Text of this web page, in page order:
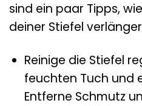
sind ein paar Tipps,
deiner Stiefel
Reinige die Stiefel
feuchten Tuch und
Entferne Schmutz